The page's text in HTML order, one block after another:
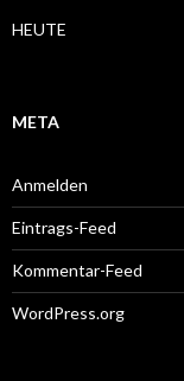
HEUTE
META
Anmelden
Eintrags-Feed
Kommentar-Feed
WordPress.org